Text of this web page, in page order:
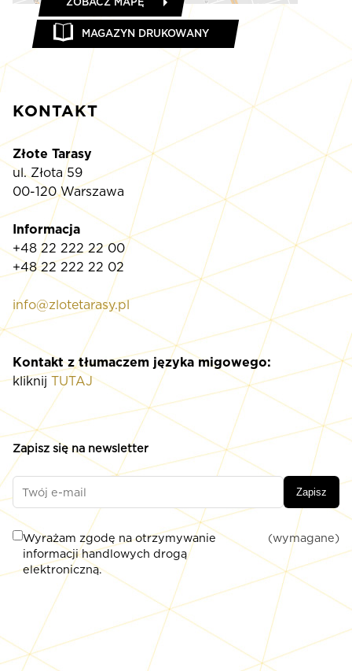
KONTAKT
Złote Tarasy
ul. Złota 59
00-120 Warszawa
Informacja
+48 22 222 22 00
+48 22 222 22 02
info@zlotetarasy.pl
Kontakt z tłumaczem języka migowego:
kliknij TUTAJ
Zapisz się na newsletter
Zapisz
Wyrażam zgodę na otrzymywanie
informacji handlowych drogą
elektroniczną.
(wymagane)
MAGAZYN DRUKOWANY